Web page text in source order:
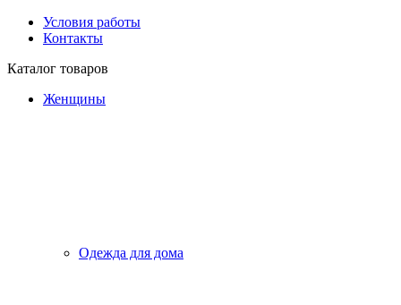
Условия работы
Контакты
Каталог товаров
Женщины
Одежда для дома